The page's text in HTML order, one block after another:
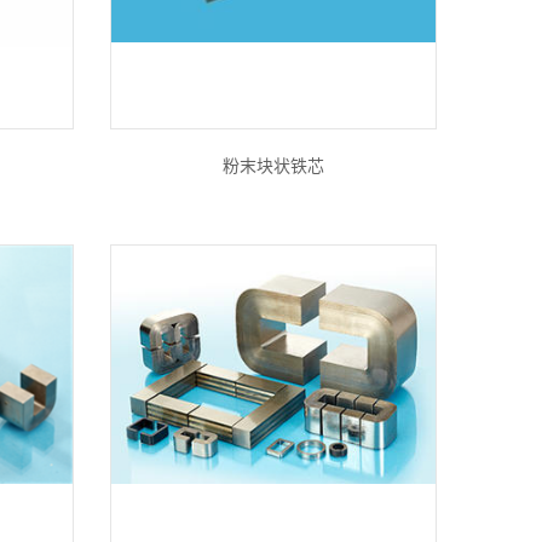
粉末块状铁芯